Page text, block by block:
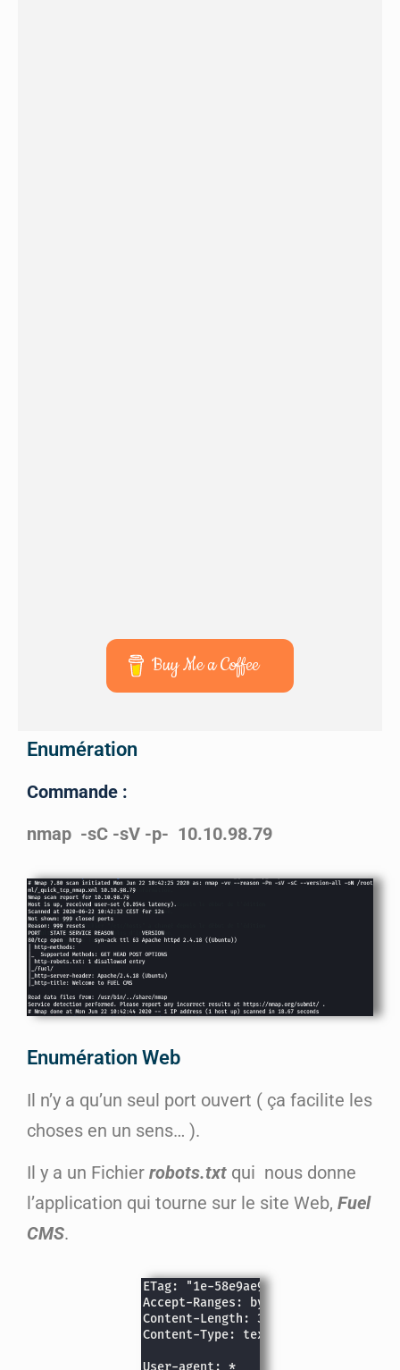
Buy Me a Coffee
Enumération
Commande :
nmap -sC -sV -p- 10.10.98.79
Enumération Web
Il n’y a qu’un seul port ouvert ( ça facilite les
choses en un sens… ).
Il y a un Fichier robots.txt qui nous donne
l’application qui tourne sur le site Web, Fuel
CMS.